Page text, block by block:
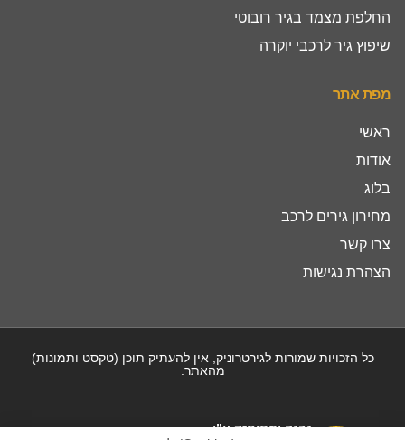
החלפת מצמד בגיר רובוטי
שיפוץ גיר לרכבי יוקרה
מפת אתר
ראשי
אודות
בלוג
מחירון גירים לרכב
צרו קשר
הצהרת נגישות
כל הזכויות שמורות לגירטרוניק, אין להעתיק תוכן (טקסט ותמונות)
מהאתר.
נבנה ומתוחזק ע”י